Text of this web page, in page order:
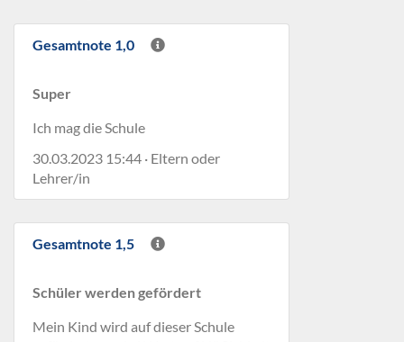
Gesamtnote 1,0
Super
Ich mag die Schule
30.03.2023 15:44 · Eltern oder
Lehrer/in
Gesamtnote 1,5
Schüler werden gefördert
Mein Kind wird auf dieser Schule